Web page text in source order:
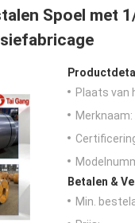
Spoel met
Plaats van
Merknaam:
Betalen &
Min.